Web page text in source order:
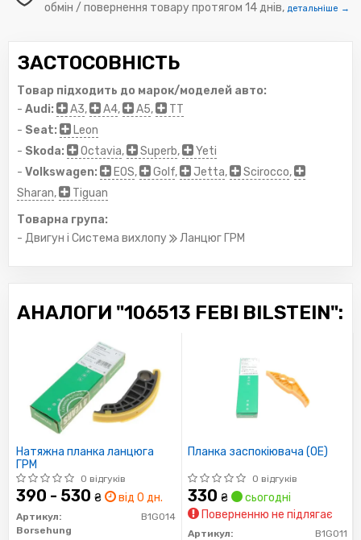
обмін / повернення товару протягом 14 днів, детальніше →
ЗАСТОСОВНІСТЬ
Товар підходить до марок/моделей авто:
- Audi: A3, A4, A5,
TT
- Seat:
Leon
- Skoda: Octavia, Superb,
Yeti
- Volkswagen: EOS, Golf, Jetta, Scirocco,
Sharan,
Tiguan
Товарна група:
- Двигун і Система вихлопу
Ланцюг ГРМ
АНАЛОГИ "106513 FEBI BILSTEIN":
Натяжна планка ланцюга
ГРМ
0 відгуків
390 - 530 ₴ від 0 дн.
Артикул:
B1G014
Borsehung
Планка заспокіювача (OE)
0 відгуків
330 ₴
сьогодні
Поверненню не підлягає
Артикул:
B1G011